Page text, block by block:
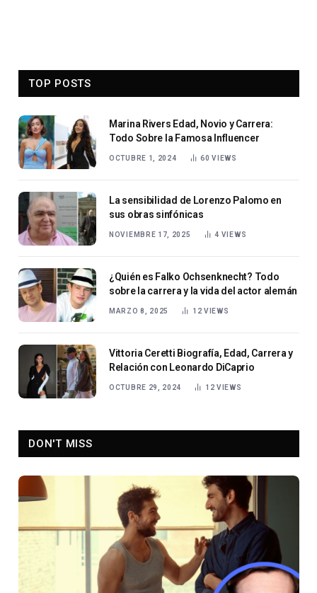
TOP POSTS
Marina Rivers Edad, Novio y Carrera:
Todo Sobre la Famosa Influencer
OCTUBRE 1, 2024 60VIEWS
La sensibilidad de Lorenzo Palomo en
sus obras sinfónicas
NOVIEMBRE 17, 2025 4 VIEWS
¿Quién es Falko Ochsenknecht? Todo
sobre la carrera y la vida del actor alemán
MARZO 8, 2025 12 VIEWS
Vittoria Ceretti Biografía, Edad, Carrera y
Relación con Leonardo DiCaprio
OCTUBRE 29, 2024 12VIEWS
DON'T MISS